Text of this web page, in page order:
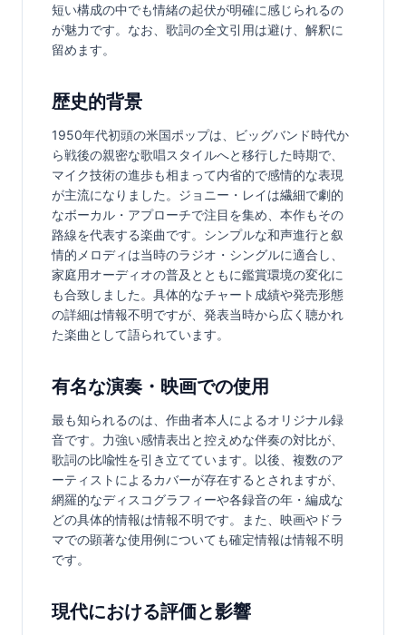
短い構成の中でも情緒の起伏が明確に感じられるの
が魅力です。なお、歌詞の全文引用は避け、解釈に
留めます。
歴史的背景
1950年代初頭の米国ポップは、ビッグバンド時代か
ら戦後の親密な歌唱スタイルへと移行した時期で、
マイク技術の進歩も相まって内省的で感情的な表現
が主流になりました。ジョニー・レイは繊細で劇的
なボーカル・アプローチで注目を集め、本作もその
路線を代表する楽曲です。シンプルな和声進行と叙
情的メロディは当時のラジオ・シングルに適合し、
家庭用オーディオの普及とともに鑑賞環境の変化に
も合致しました。具体的なチャート成績や発売形態
の詳細は情報不明ですが、発表当時から広く聴かれ
た楽曲として語られています。
有名な演奏・映画での使用
最も知られるのは、作曲者本人によるオリジナル録
音です。力強い感情表出と控えめな伴奏の対比が、
歌詞の比喩性を引き立てています。以後、複数のア
ーティストによるカバーが存在するとされますが、
網羅的なディスコグラフィーや各録音の年・編成な
どの具体的情報は情報不明です。また、映画やドラ
マでの顕著な使用例についても確定情報は情報不明
です。
現代における評価と影響